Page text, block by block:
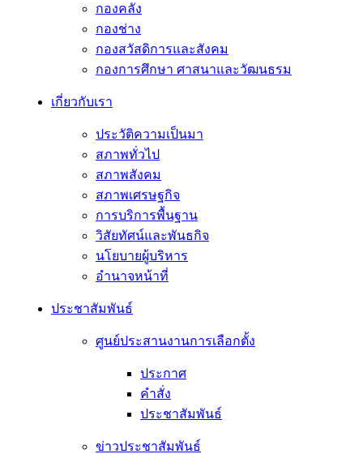
กองคลัง
กองช่าง
กองสวัสดิการและสังคม
กองการศึกษา ศาสนาและวัฒนธรม
เกี่ยวกับเรา
ประวัติความเป็นมา
สภาพทั่วไป
สภาพสังคม
สภาพเศรษฐกิจ
การบริการพื้นฐาน
วิสัยทัศน์และพันธกิจ
นโยบายผู้บริหาร
อํานาจหน้าที่
ประชาสัมพันธ์
ศูนย์ประสานงานการเลือกตั้ง
ประกาศ
คำสั่ง
ประชาสัมพันธ์
ข่าวประชาสัมพันธ์